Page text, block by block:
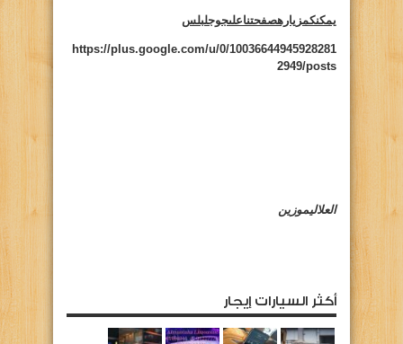
يمكنكمزيارهصفحتناعلىجوجلبلس
https://plus.google.com/u/0/10036644945928281
2949/posts
العلاليموزين
أكثر السيارات إيجار